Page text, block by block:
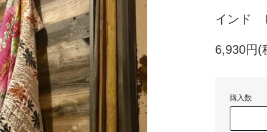
インド
6,930円(
購入数